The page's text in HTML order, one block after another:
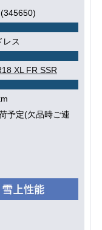
レス
XL FR SSR
予定(欠品時ご連